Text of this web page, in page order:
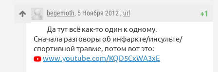
+1
begemoth, 5 Ноября 2012 , url
Да тут всё как-то один к одному.
Сначала разговоры об инфаркте/инсульте/
спортивной травме, потом вот это:
www.youtube.com/KQD5CxWA3xE